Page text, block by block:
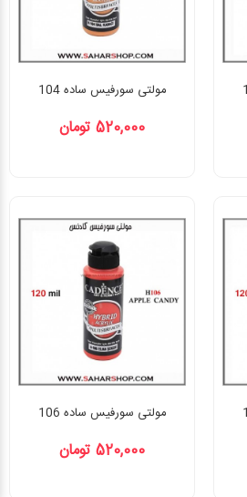
مولتی سورفیس ساده 104
520,000 تومان
مولتی سورفیس ساده 106
520,000 تومان